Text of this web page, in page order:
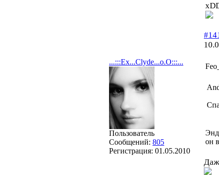
...:::Ex...Clyde...o.O:::...
Пользователь
Сообщений: 805
Регистрация: 01.05.2010
он